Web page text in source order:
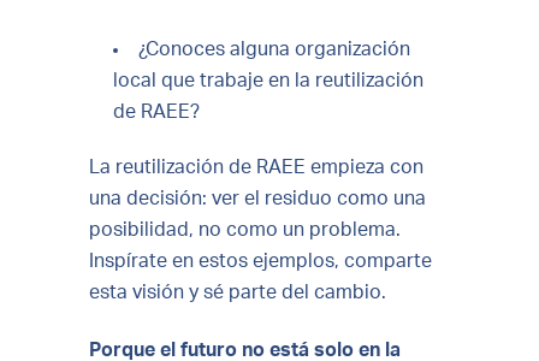
¿Conoces alguna organización
local que trabaje en la reutilización
de RAEE?
La reutilización de RAEE empieza con
una decisión: ver el residuo como una
posibilidad, no como un problema.
Inspírate en estos ejemplos, comparte
esta visión y sé parte del cambio.
Porque el futuro no está solo en la